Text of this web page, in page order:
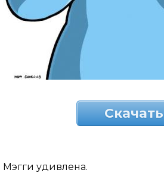
Скачать
Мэгги удивлена.